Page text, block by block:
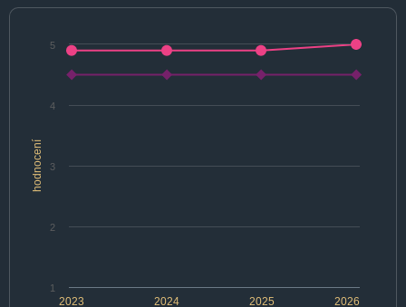
hodnocení
2024 2026
2023 2025
1
2
3
4
5